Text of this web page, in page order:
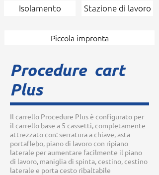
Isolamento Stazione di lavoro
Piccola impronta
Procedure cart
Plus
Il carrello Procedure Plus è configurato per
il carrello base a 5 cassetti, completamente
attrezzato con: serratura a chiave, asta
portaflebo, piano di lavoro con ripiano
laterale per aumentare facilmente il piano
di lavoro, maniglia di spinta, cestino, cestino
laterale e porta cesto ribaltabile